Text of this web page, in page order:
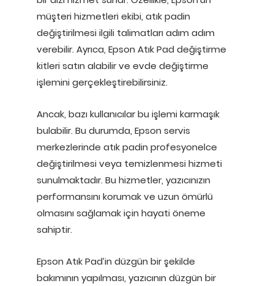
müşteri hizmetleri ekibi, atık padin
değiştirilmesi ilgili talimatları adım adım
verebilir. Ayrıca, Epson Atık Pad değiştirme
kitleri satın alabilir ve evde değiştirme
işlemini gerçekleştirebilirsiniz.
Ancak, bazı kullanıcılar bu işlemi karmaşık
bulabilir. Bu durumda, Epson servis
merkezlerinde atık padin profesyonelce
değiştirilmesi veya temizlenmesi hizmeti
sunulmaktadır. Bu hizmetler, yazıcınızın
performansını korumak ve uzun ömürlü
olmasını sağlamak için hayati öneme
sahiptir.
Epson Atık Pad’in düzgün bir şekilde
bakımının yapılması, yazıcının düzgün bir